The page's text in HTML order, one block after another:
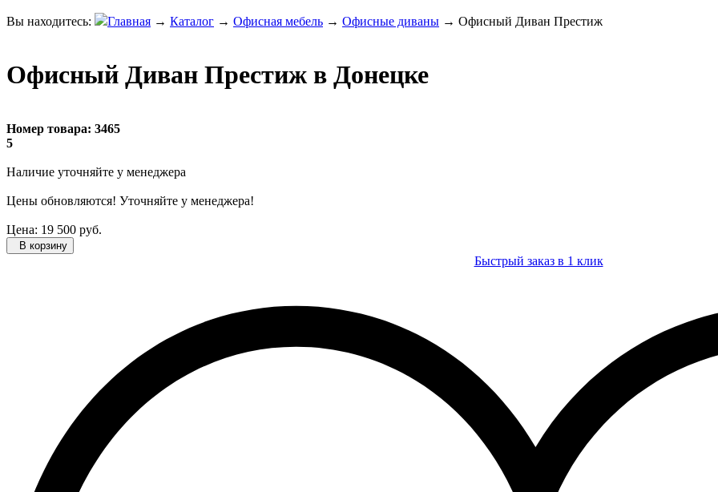
Вы находитесь: Главная → Каталог → Офисная мебель → Офисные диваны → Офисный Диван Престиж
Офисный Диван Престиж в Донецке
Номер товара: 3465
5
Наличие уточняйте у менеджера
Цены обновляются! Уточняйте у менеджера!
Цена: 19 500 руб.
В корзину
Быстрый заказ в 1 клик